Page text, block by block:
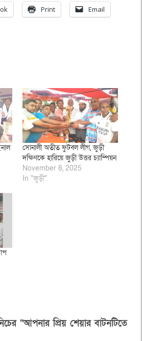
Print Email
সোনালী অতীত ফুটবল লীগ, জুড়ী
দক্ষিণকে হারিয়ে জুড়ী উত্তর চ্যাম্পিয়ন
November 8, 2025
In "জুড়ী"
“আপনার প্রিয় শেয়ার বাটনটিতে